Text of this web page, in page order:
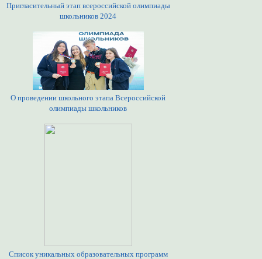
Пригласительный этап всероссийской олимпиады
школьников 2024
О проведении школьного этапа Всероссийской
олимпиады школьников
Список уникальных образовательных программ